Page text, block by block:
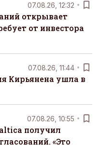
07.08.26, 12:32
открывает
от инвестора
07.08.26, 11:44
Кирьянена ушла в
07.08.26, 10:55
получил
«Это